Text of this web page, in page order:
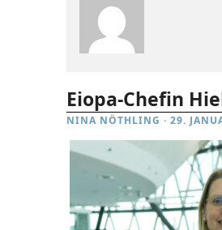
Eiopa-Chefin
NINA NÖTHLING · 29.